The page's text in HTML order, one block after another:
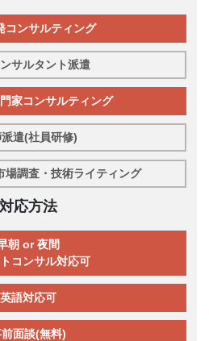
コンサルティング
サルタント派遣
家コンサルティング
遣(社員研修)
場調査・技術ライティング
対応方法
朝 or 夜間
コンサル対応可
英語対応可
面談(無料)